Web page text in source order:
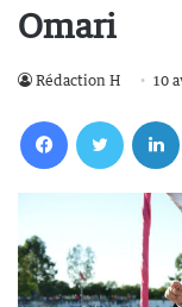
Omari
Rédaction H 10